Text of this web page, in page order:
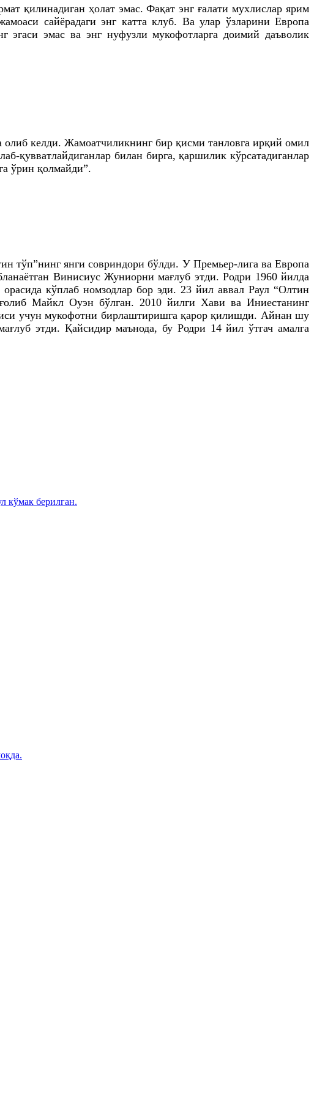
қилинадиган ҳолат эмас. Фақат энг ғалати мухлислар ярим
сайёрадаги энг катта клуб. Ва улар ўзларини Европа
эмас ва энг нуфузли мукофотларга доимий даъволик
келди. Жамоатчиликнинг бир қисми танловга ирқий омил
қувватлайдиганлар билан бирга, қаршилик кўрсатадиганлар
ўрин қолмайди”.
тўп”нинг янги совриндори бўлди. У Премьер-лига ва Европа
Виниcиус Жуниорни мағлуб этди. Родри 1960 йилда
кўплаб номзодлар бор эди. 23 йил аввал Раул “Олтин
Майкл Оуэн бўлган. 2010 йилги Хави ва Иниестанинг
учун мукофотни бирлаштиришга қарор қилишди. Айнан шу
этди. Қайсидир маънода, бу Родри 14 йил ўтгач амалга
кўмак берилган.